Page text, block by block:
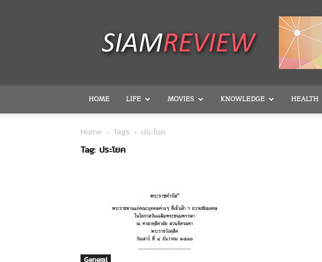
HOME LIFE MOVIES KNOWLEDGE HEALTH
Home Tags ประโยค
Tag: ประโยค
General